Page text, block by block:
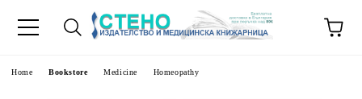
Home Bookstore Medicine Homeopathy